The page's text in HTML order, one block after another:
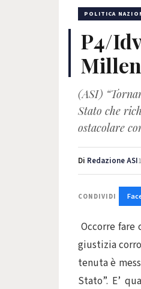
POLITICA
P4/
(ASI)
Stato che
ostacolare
Di Redazione ASI
CONDIVIDI
Occorre fare
giustizia
tenuta è
Stato”. E’